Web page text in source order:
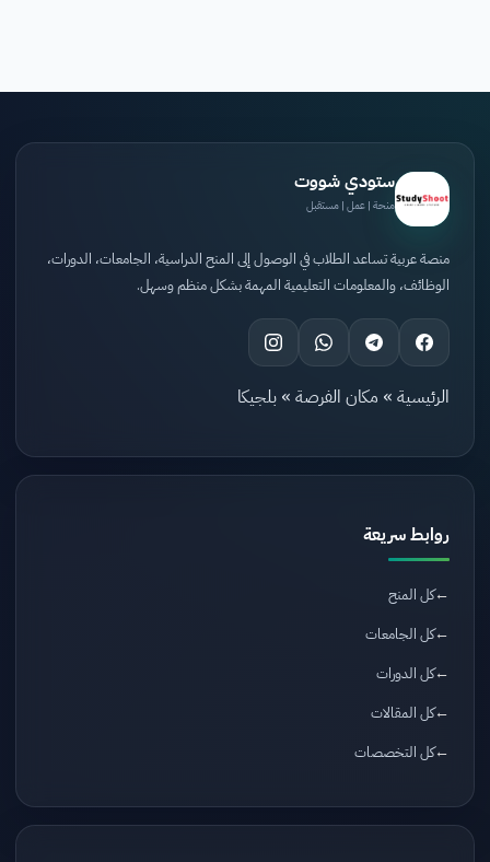
ستودي شووت
منحة | عمل | مستقبل
منصة عربية تساعد الطلاب في الوصول إلى المنح الدراسية، الجامعات، الدورات،
الوظائف، والمعلومات التعليمية المهمة بشكل منظم وسهل.
الرئيسية » مكان الفرصة » بلجيكا
روابط سريعة
كل المنح
كل الجامعات
كل الدورات
كل المقالات
كل التخصصات